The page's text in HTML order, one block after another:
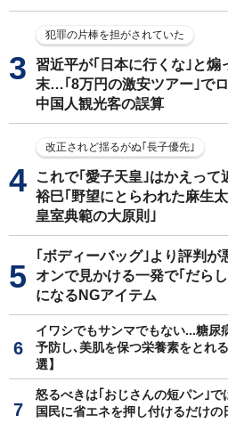
犯罪の片棒を担がされていた
習近平が｢日本に行くな｣と煽
末…｢8万円の激安ツアー｣で
中国人観光客の誤算
改正されど揺るがぬ｢長子優先｣
これで｢愛子天皇｣はかえっ
裕巳｢野望にとらわれた麻生
皇室典範の大原則｣
｢ボディーバッグ｣より評判
オンで見かける一発で｢だら
になるNGアイテム
イワシでもサンマでもない...糖尿
予防し､美肌を保つ栄養素をとれ
選】
怒るべきは｢おじさんの短パン｣
国民に省エネを押し付けるだけの